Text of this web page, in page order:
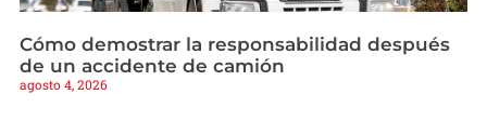
Cómo demostrar la responsabilidad después
de un accidente de camión
agosto 4, 2026